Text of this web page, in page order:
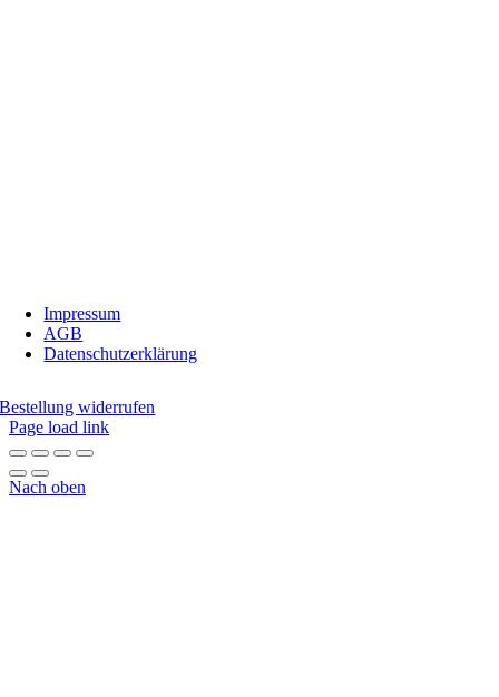
Impressum
AGB
Datenschutzerklärung
Bestellung widerrufen
Page load link
Nach oben